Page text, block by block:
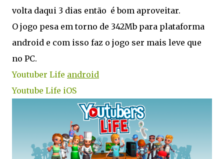
volta daqui 3 dias então é bom aproveitar.
O jogo pesa em torno de 342Mb para plataforma
android e com isso faz o jogo ser mais leve que
no PC.
Youtuber Life android
Youtube Life iOS